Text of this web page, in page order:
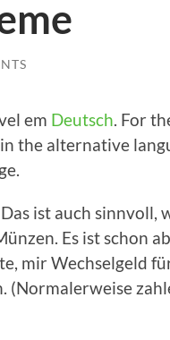
em Deutsch. For
the alter­na­ti­ve
ist auch sinn­voll,
Es ist schon
mir Wech­sel­geld
(Nor­ma­ler­wei­se